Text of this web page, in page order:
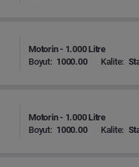
Motorin - 1.000 Litre
Boyut: 1000.00 Kalite:
Motorin - 1.000 Litre
Boyut: 1000.00 Kalite: